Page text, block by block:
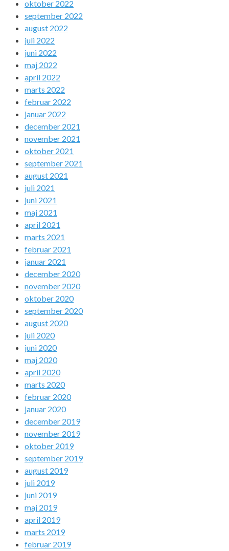
oktober 2022
september 2022
august 2022
juli 2022
juni 2022
maj 2022
april 2022
marts 2022
februar 2022
januar 2022
december 2021
november 2021
oktober 2021
september 2021
august 2021
juli 2021
juni 2021
maj 2021
april 2021
marts 2021
februar 2021
januar 2021
december 2020
november 2020
oktober 2020
september 2020
august 2020
juli 2020
juni 2020
maj 2020
april 2020
marts 2020
februar 2020
januar 2020
december 2019
november 2019
oktober 2019
september 2019
august 2019
juli 2019
juni 2019
maj 2019
april 2019
marts 2019
februar 2019